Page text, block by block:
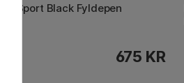
AL Sport Black Fyldepen
675 KR